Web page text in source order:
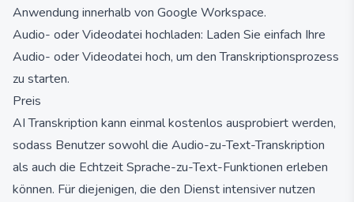
Anwendung innerhalb von Google Workspace.
Audio- oder Videodatei hochladen: Laden Sie einfach Ihre
Audio- oder Videodatei hoch, um den Transkriptionsprozess
zu starten.
Preis
AI Transkription kann einmal kostenlos ausprobiert werden,
sodass Benutzer sowohl die Audio-zu-Text-Transkription
als auch die Echtzeit Sprache-zu-Text-Funktionen erleben
können. Für diejenigen, die den Dienst intensiver nutzen